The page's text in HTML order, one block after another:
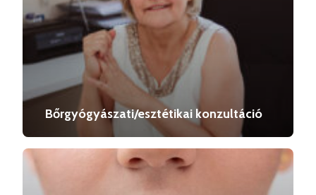
Bőrgyógyászati/esztétikai konzultáció